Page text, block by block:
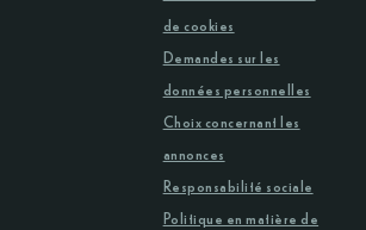
de cookies
Demandes sur les
données personnelles
Choix concernant les
annonces
Responsabilité sociale
Politique en matière de